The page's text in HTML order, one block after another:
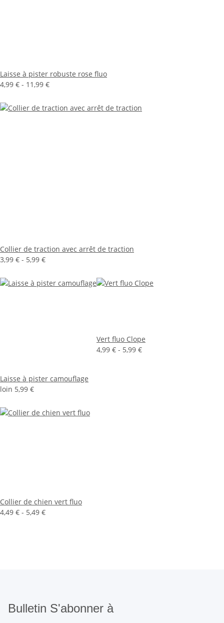
Laisse à pister robuste rose fluo
4,99 € - 11,99 €
Collier de traction avec arrêt de traction
3,99 € - 5,99 €
Laisse à pister camouflage
loin 5,99 €
Vert fluo Clope
4,99 € - 5,99 €
Collier de chien vert fluo
4,49 € - 5,49 €
Bulletin S'abonner à